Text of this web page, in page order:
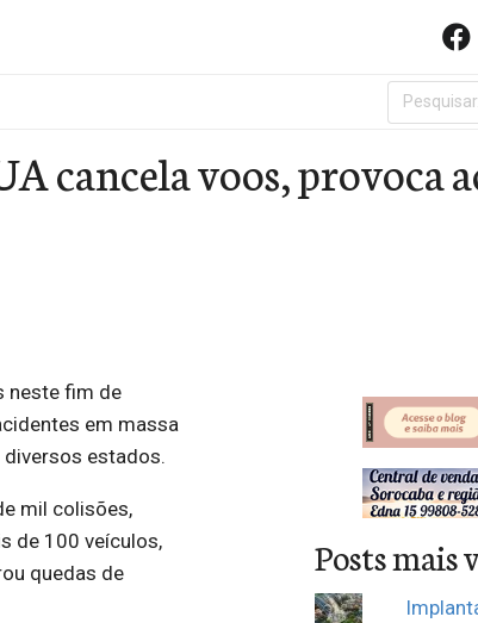
Pesquisar
por:
cancela voos, provoca
neste fim de
em massa
estados.
mil colisões,
de 100 veículos,
quedas de
Posts mais